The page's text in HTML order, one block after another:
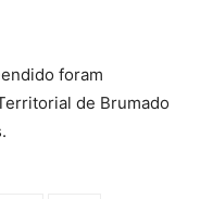
foram
de Brumado